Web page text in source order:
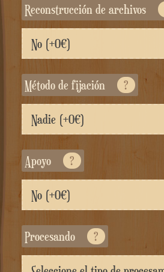
Reconstrucción de archivos
Método de fijación ?
Apoyo ?
Procesando ?